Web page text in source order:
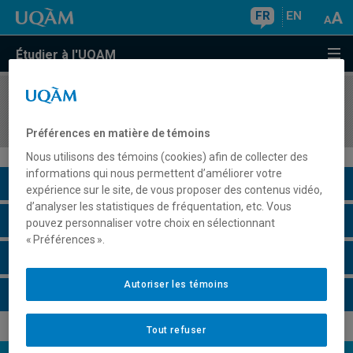
FR EN
Étudier à l'UQAM
COURS//
Description du cours
Horaire - Été 2026
Préférences en matière de témoins
Nous utilisons des témoins (cookies) afin de collecter des
informations qui nous permettent d’améliorer votre
expérience sur le site, de vous proposer des contenus vidéo,
d’analyser les statistiques de fréquentation, etc. Vous
pouvez personnaliser votre choix en sélectionnant
« Préférences ».
Tout refuser
Autoriser les témoins